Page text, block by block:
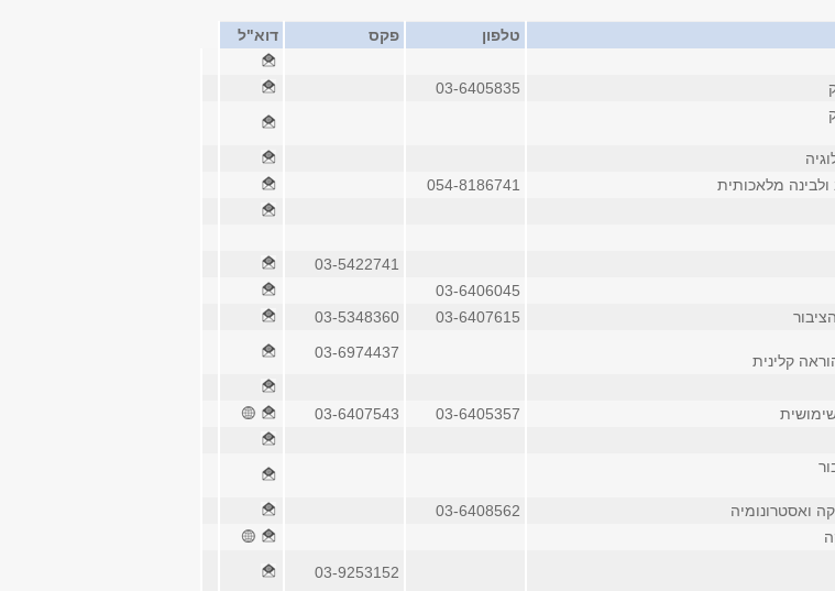
טלפון פקס
דוא"ל
03-6405835
מלאכותית
054-8186741
03-5422741
03-6406045
03-6407615
03-5348360
קלינית
03-6974437
03-6405357
03-6407543
ואסטרונומיה
03-6408562
03-9253152